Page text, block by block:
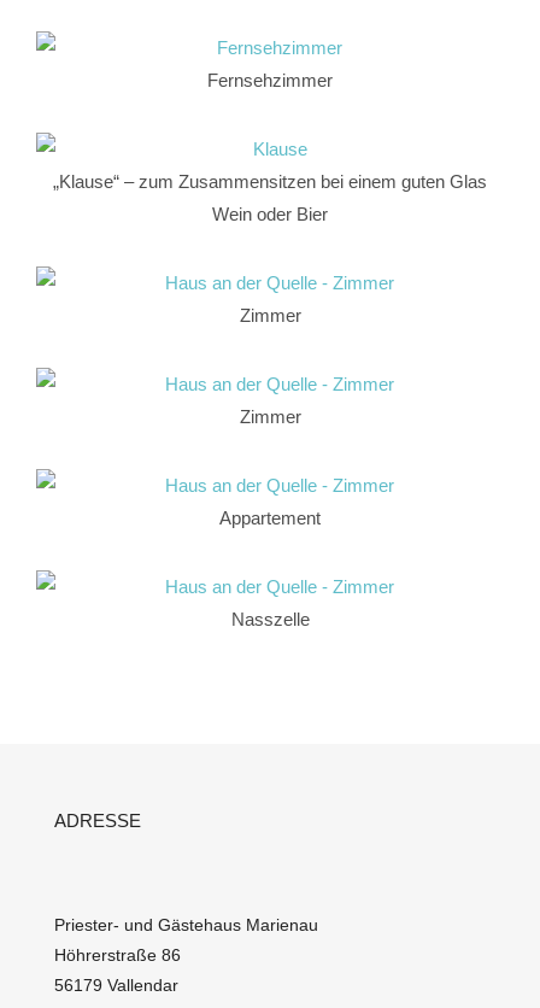
Fernsehzimmer
„Klause“ – zum Zusammensitzen bei einem guten Glas
Wein oder Bier
Zimmer
Zimmer
Appartement
Nasszelle
ADRESSE
Priester- und Gästehaus Marienau
Höhrerstraße 86
56179 Vallendar